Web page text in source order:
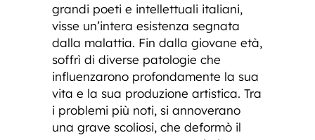
grandi poeti e intellettuali italiani,
visse un’intera esistenza segnata
dalla malattia. Fin dalla giovane età,
soffrì di diverse patologie che
influenzarono profondamente la sua
vita e la sua produzione artistica. Tra
i problemi più noti, si annoverano
una grave scoliosi, che deformò il